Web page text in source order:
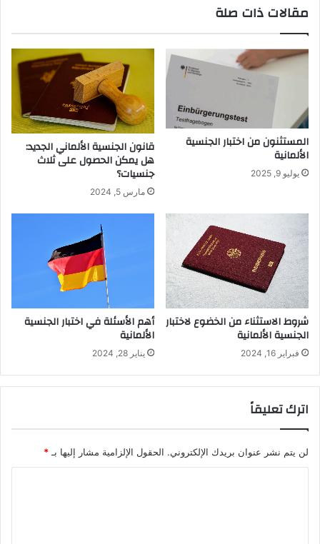
مقالات ذات صلة
المستثنون من اختبار الجنسية
الألمانية
يوليو 9, 2025
قانون الجنسية الألماني الجديد:
هل يمكن الحصول على ثلاث
جنسيات؟
مارس 5, 2024
شروط الاستثناء من الخضوع لاختبار
الجنسية الألمانية
فبراير 16, 2024
أهم الأسئلة في اختبار الجنسية
الألمانية
يناير 28, 2024
اترك تعليقاً
لن يتم نشر عنوان بريدك الإلكتروني. الحقول الإلزامية مشار إليها بـ*